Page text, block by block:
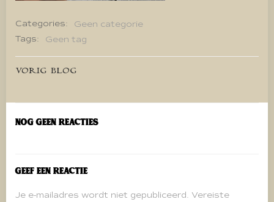
Categories:
Geen categorie
Tags:
Geen tag
Bericht
navigatie
VORIG BLOG
Nog geen reacties
Geef een reactie
Je e-mailadres wordt niet gepubliceerd. Vereiste